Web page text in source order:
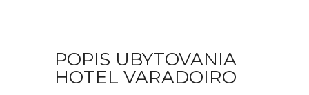
POPIS UBYTOVANIA
HOTEL VARADOIRO